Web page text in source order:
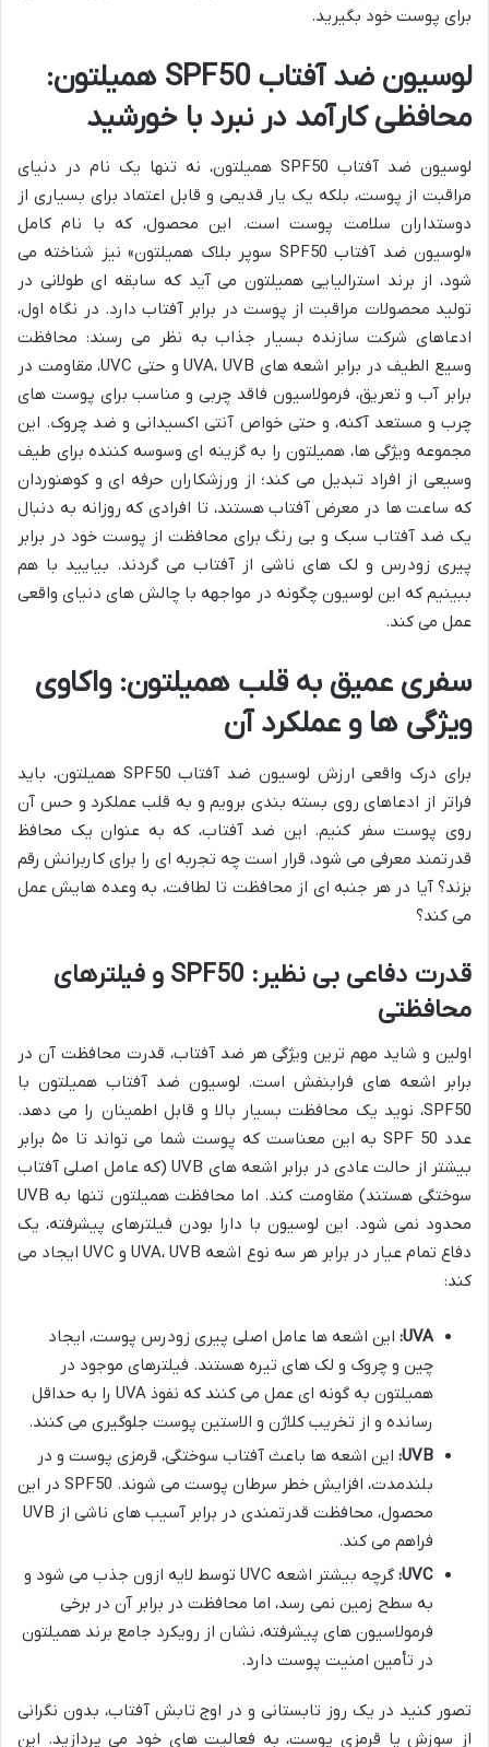
برای پوست خود بگیرید.
لوسیون ضد آفتاب SPF50 همیلتون:
محافظی کارآمد در نبرد با خورشید
لوسیون ضد آفتاب SPF50 همیلتون، نه تنها یک نام در دنیای
مراقبت از پوست، بلکه یک یار قدیمی و قابل اعتماد برای بسیاری از
دوستداران سلامت پوست است. این محصول، که با نام کامل
«لوسیون ضد آفتاب SPF50 سوپر بلاک همیلتون» نیز شناخته می
شود، از برند استرالیایی همیلتون می آید که سابقه ای طولانی در
تولید محصولات مراقبت از پوست در برابر آفتاب دارد. در نگاه اول،
ادعاهای شرکت سازنده بسیار جذاب به نظر می رسند: محافظت
وسیع الطیف در برابر اشعه های UVA، UVB و حتی UVC، مقاومت در
برابر آب و تعریق، فرمولاسیون فاقد چربی و مناسب برای پوست های
چرب و مستعد آکنه، و حتی خواص آنتی اکسیدانی و ضد چروک. این
مجموعه ویژگی ها، همیلتون را به گزینه ای وسوسه کننده برای طیف
وسیعی از افراد تبدیل می کند؛ از ورزشکاران حرفه ای و کوهنوردان
که ساعت ها در معرض آفتاب هستند، تا افرادی که روزانه به دنبال
یک ضد آفتاب سبک و بی رنگ برای محافظت از پوست خود در برابر
پیری زودرس و لک های ناشی از آفتاب می گردند. بیایید با هم
ببینیم که این لوسیون چگونه در مواجهه با چالش های دنیای واقعی
عمل می کند.
سفری عمیق به قلب همیلتون: واکاوی
ویژگی ها و عملکرد آن
برای درک واقعی ارزش لوسیون ضد آفتاب SPF50 همیلتون، باید
فراتر از ادعاهای روی بسته بندی برویم و به قلب عملکرد و حس آن
روی پوست سفر کنیم. این ضد آفتاب، که به عنوان یک محافظ
قدرتمند معرفی می شود، قرار است چه تجربه ای را برای کاربرانش رقم
بزند؟ آیا در هر جنبه ای از محافظت تا لطافت، به وعده هایش عمل
می کند؟
قدرت دفاعی بی نظیر: SPF50 و فیلترهای
محافظتی
اولین و شاید مهم ترین ویژگی هر ضد آفتاب، قدرت محافظت آن در
برابر اشعه های فرابنفش است. لوسیون ضد آفتاب همیلتون با
SPF50، نوید یک محافظت بسیار بالا و قابل اطمینان را می دهد.
عدد SPF 50 به این معناست که پوست شما می تواند تا ۵۰ برابر
بیشتر از حالت عادی در برابر اشعه های UVB (که عامل اصلی آفتاب
سوختگی هستند) مقاومت کند. اما محافظت همیلتون تنها به UVB
محدود نمی شود. این لوسیون با دارا بودن فیلترهای پیشرفته، یک
دفاع تمام عیار در برابر هر سه نوع اشعه UVA، UVB و UVC ایجاد می
کند:
UVA: این اشعه ها عامل اصلی پیری زودرس پوست، ایجاد
چین و چروک و لک های تیره هستند. فیلترهای موجود در
همیلتون به گونه ای عمل می کنند که نفوذ UVA را به حداقل
رسانده و از تخریب کلاژن و الاستین پوست جلوگیری می کنند.
UVB: این اشعه ها باعث آفتاب سوختگی، قرمزی پوست و در
بلندمدت، افزایش خطر سرطان پوست می شوند. SPF50 در این
محصول، محافظت قدرتمندی در برابر آسیب های ناشی از UVB
فراهم می کند.
UVC:
گرچه بیشتر اشعه UVC توسط لایه ازون جذب می شود و
به سطح زمین نمی رسد، اما محافظت در برابر آن در برخی
فرمولاسیون های پیشرفته، نشان از رویکرد جامع برند همیلتون
در تأمین امنیت پوست دارد.
تصور کنید در یک روز تابستانی و در اوج تابش آفتاب، بدون نگرانی
از سوزش یا قرمزی پوست، به فعالیت های خود می پردازید. این